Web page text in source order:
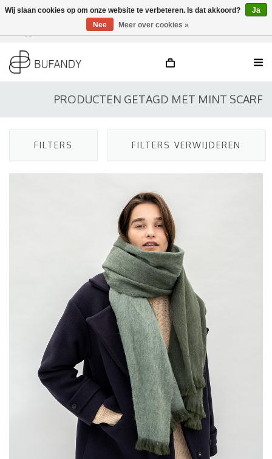
DE / EN
PRODUCTEN GETAGD MET MINT SCARF
FILTERS FILTERS VERWIJDEREN
Wij slaan cookies op om onze website te verbeteren. Is dat akkoord?
Ja
Nee
Meer over cookies »